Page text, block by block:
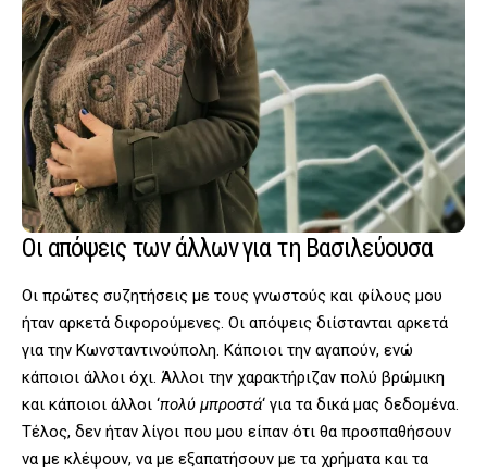
Οι απόψεις των άλλων για τη Βασιλεύουσα
Οι πρώτες συζητήσεις με τους γνωστούς και φίλους μου
ήταν αρκετά διφορούμενες. Οι απόψεις διίστανται αρκετά
για την Κωνσταντινούπολη. Κάποιοι την αγαπούν, ενώ
κάποιοι άλλοι όχι. Άλλοι την χαρακτήριζαν πολύ βρώμικη
και κάποιοι άλλοι ‘πολύ μπροστά‘ για τα δικά μας δεδομένα.
Τέλος, δεν ήταν λίγοι που μου είπαν ότι θα προσπαθήσουν
να με κλέψουν, να με εξαπατήσουν με τα χρήματα και τα